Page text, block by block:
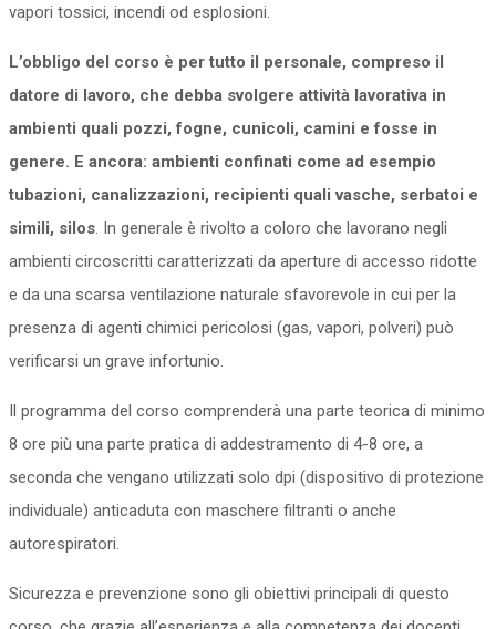
vapori tossici, incendi od esplosioni.
L’obbligo del corso è per tutto il personale, compreso il
datore di lavoro, che debba svolgere attività lavorativa in
ambienti quali pozzi, fogne, cunicoli, camini e fosse in
genere. E ancora: ambienti confinati come ad esempio
tubazioni, canalizzazioni, recipienti quali vasche, serbatoi e
simili, silos. In generale è rivolto a coloro che lavorano negli
ambienti circoscritti caratterizzati da aperture di accesso ridotte
e da una scarsa ventilazione naturale sfavorevole in cui per la
presenza di agenti chimici pericolosi (gas, vapori, polveri) può
verificarsi un grave infortunio.
Il programma del corso comprenderà una parte teorica di minimo
8 ore più una parte pratica di addestramento di 4-8 ore, a
seconda che vengano utilizzati solo dpi (dispositivo di protezione
individuale) anticaduta con maschere filtranti o anche
autorespiratori.
Sicurezza e prevenzione sono gli obiettivi principali di questo